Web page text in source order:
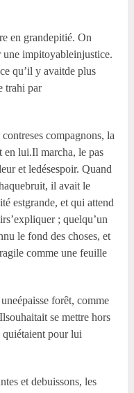
en grandepitié. On
une impitoyableinjustice.
qu’il y avaitde plus
trahi par
compagnons, la
en lui.Il marcha, le pas
et ledésespoir. Quand
il avait le
estgrande, et qui attend
; quelqu’un
le fond des choses, et
comme une feuille
forêt, comme
se mettre hors
quiétaient pour lui
et debuissons, les